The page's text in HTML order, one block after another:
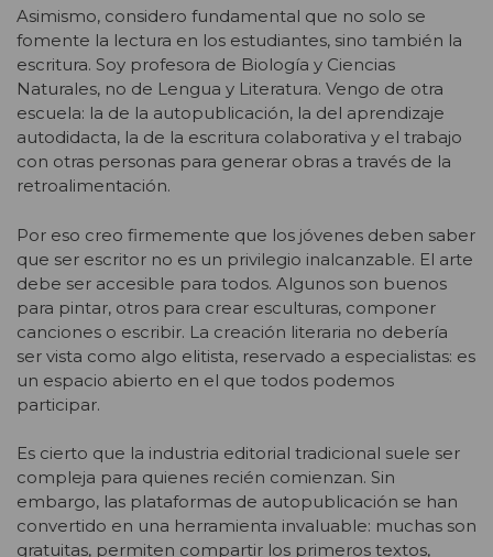
Asimismo, considero fundamental que no solo se
fomente la lectura en los estudiantes, sino también la
escritura. Soy profesora de Biología y Ciencias
Naturales, no de Lengua y Literatura. Vengo de otra
escuela: la de la autopublicación, la del aprendizaje
autodidacta, la de la escritura colaborativa y el trabajo
con otras personas para generar obras a través de la
retroalimentación.
Por eso creo firmemente que los jóvenes deben saber
que ser escritor no es un privilegio inalcanzable. El arte
debe ser accesible para todos. Algunos son buenos
para pintar, otros para crear esculturas, componer
canciones o escribir. La creación literaria no debería
ser vista como algo elitista, reservado a especialistas: es
un espacio abierto en el que todos podemos
participar.
Es cierto que la industria editorial tradicional suele ser
compleja para quienes recién comienzan. Sin
embargo, las plataformas de autopublicación se han
convertido en una herramienta invaluable: muchas son
gratuitas, permiten compartir los primeros textos,